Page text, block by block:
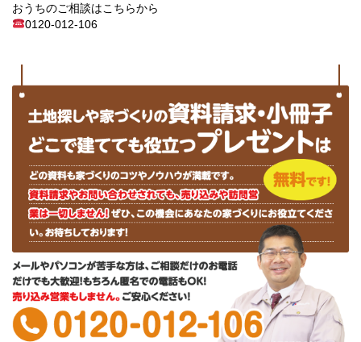
おうちのご相談はこちらから
0120-012-106